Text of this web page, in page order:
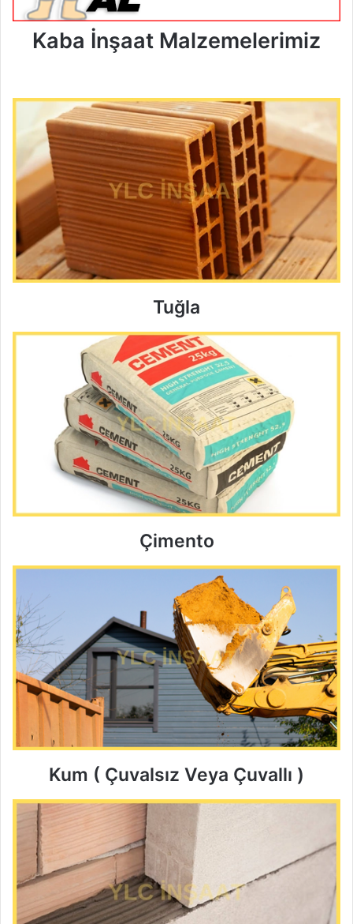
Kaba İnşaat Malzemelerimiz
Tuğla
Çimento
Kum ( Çuvalsız Veya Çuvallı )